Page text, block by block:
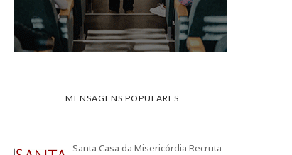
MENSAGENS POPULARES
Santa Casa da Misericórdia Recruta